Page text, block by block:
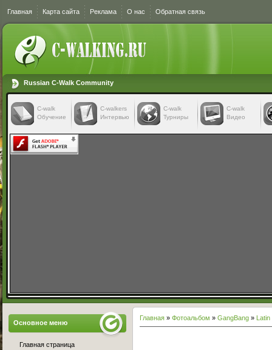
Главная Карта сайта Реклама О нас Обратная связь
Russian C-Walk Community
C-walk
Обучение
C-walkers
Интервью
С-walk
Турниры
С-walk
Видео
Главная » Фотоальбом » GangBang » Latin
Основное меню
Главная страница